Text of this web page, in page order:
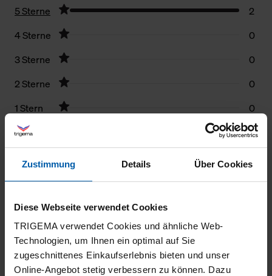
Zustimmung Details Über Cookies
Diese Webseite verwendet Cookies
TRIGEMA verwendet Cookies und ähnliche Web-
Technologien, um Ihnen ein optimal auf Sie
zugeschnittenes Einkaufserlebnis bieten und unser
Online-Angebot stetig verbessern zu können. Dazu
5 Sterne
2
4 Sterne
0
3 Sterne
0
2 Sterne
0
1 Stern
0
Filter zurücksetzen
18.06.2026
I did not yet use the set for intense training,
just for walking. To the extent I used it so far,
the set is comfy and what I expected. Size
indications could be a bit more precise